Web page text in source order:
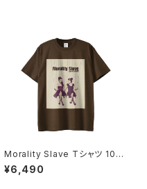
Morality Slave Tシャツ 1014
-230221229
¥6,490